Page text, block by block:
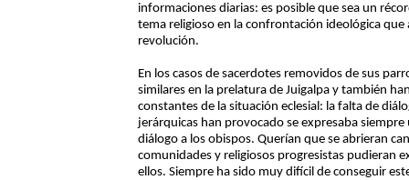
informaciones diarias: es posible que sea un
tema religioso en la confrontación ideológica que
revolución.
En los casos de sacerdotes removidos de sus
similares en la prelatura de Juigalpa y también
constantes de la situación eclesial: la falta de
jerárquicas han provocado se expresaba
diálogo a los obispos. Querían que se abrieran
comunidades y religiosos progresistas pudieran
ellos. Siempre ha sido muy difícil de conseguir